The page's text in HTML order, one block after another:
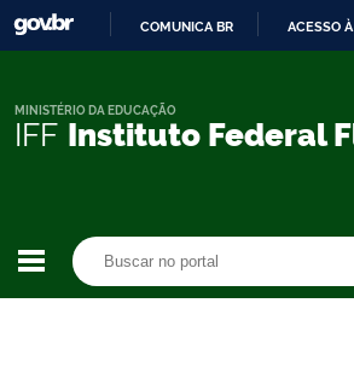
CONTEÚDO
COMUNICA BR ACESSO
IFF Instituto Federal
MINISTÉRIO DA EDUCAÇÃO